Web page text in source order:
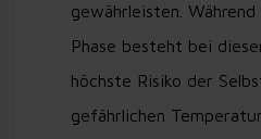
gewährleisten.
Phase besteht bei
höchste Risiko der
gefährlichen